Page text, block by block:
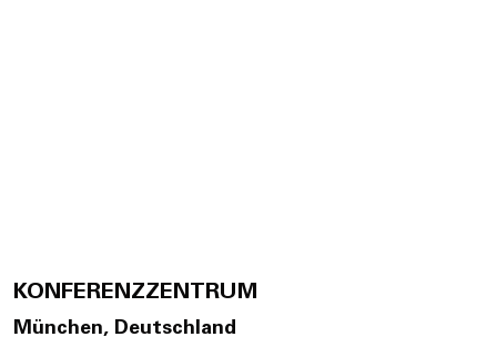
KONFERENZZENTRUM
München, Deutschland